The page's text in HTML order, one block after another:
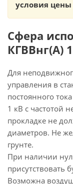
условия цены
Сфера
КГВВнг(А)
Для
управления в
постоянного
1 кВ с частотой
прокладке не
диаметров. Не
грунте.
При наличии
присутствовать
Возможна